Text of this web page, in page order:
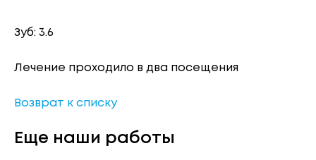
Зуб: 3.6
Лечение проходило в два посещения
Возврат к списку
Еще наши работы